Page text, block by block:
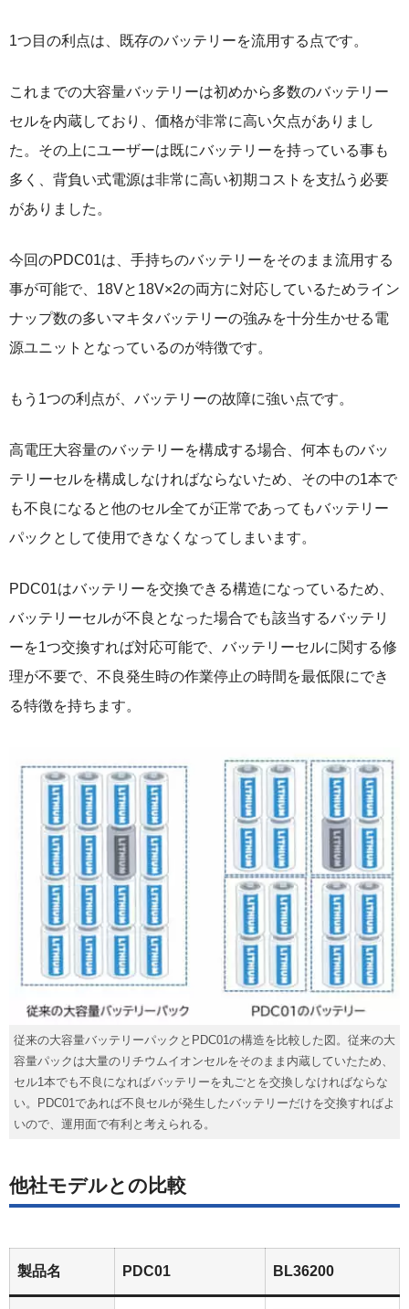
1つ目の利点は、既存のバッテリーを流用する点です。
これまでの大容量バッテリーは初めから多数のバッテリー
セルを内蔵しており、価格が非常に高い欠点がありまし
た。その上にユーザーは既にバッテリーを持っている事も
多く、背負い式電源は非常に高い初期コストを支払う必要
がありました。
今回のPDC01は、手持ちのバッテリーをそのまま流用する
事が可能で、18Vと18V×2の両方に対応しているためライン
ナップ数の多いマキタバッテリーの強みを十分生かせる電
源ユニットとなっているのが特徴です。
もう1つの利点が、バッテリーの故障に強い点です。
高電圧大容量のバッテリーを構成する場合、何本ものバッ
テリーセルを構成しなければならないため、その中の1本で
も不良になると他のセル全てが正常であってもバッテリー
パックとして使用できなくなってしまいます。
PDC01はバッテリーを交換できる構造になっているため、
バッテリーセルが不良となった場合でも該当するバッテリ
ーを1つ交換すれば対応可能で、バッテリーセルに関する修
理が不要で、不良発生時の作業停止の時間を最低限にでき
る特徴を持ちます。
従来の大容量バッテリーパックとPDC01の構造を比較した図。従来の大
容量パックは大量のリチウムイオンセルをそのまま内蔵していたため、
セル1本でも不良になればバッテリーを丸ごとを交換しなければならな
い。PDC01であれば不良セルが発生したバッテリーだけを交換すればよ
いので、運用面で有利と考えられる。
他社モデルとの比較
製品名 PDC01 BL36200